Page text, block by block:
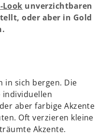
Look unverzichtbaren
oder aber in Gold
in sich bergen. Die
individuellen
aber farbige Akzente
Oft verzieren kleine
Akzente.